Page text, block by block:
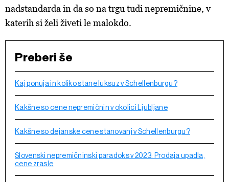
nadstandarda in da so na trgu tudi nepremičnine, v
katerih si želi živeti le malokdo.
Preberi še
Kaj ponuja in koliko stane luksuz v Schellenburgu?
Kakšne so cene nepremičnin v okolici Ljubljane
Kakšne so dejanske cene stanovanj v Schellenburgu?
Slovenski nepremičninski paradoks v 2023: Prodaja upadla,
cene zrasle